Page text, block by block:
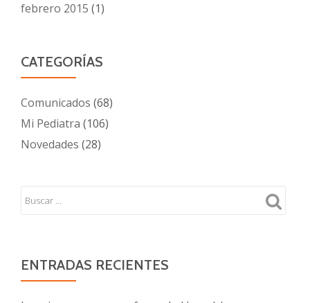
febrero 2015 (1)
CATEGORÍAS
Comunicados (68)
Mi Pediatra (106)
Novedades (28)
ENTRADAS RECIENTES